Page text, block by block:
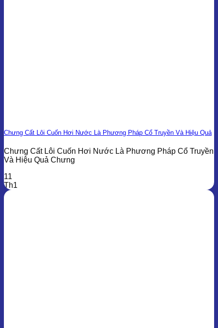
Chưng Cất Lôi Cuốn Hơi Nước Là Phương Pháp Cổ Truyền Và Hiệu Quả
Chưng Cất Lôi Cuốn Hơi Nước Là Phương Pháp Cổ Truyền
Và Hiệu Quả Chưng
11
Th1